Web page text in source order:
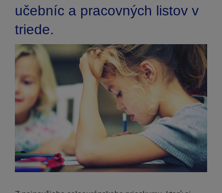
učebníc a pracovných listov v
triede.